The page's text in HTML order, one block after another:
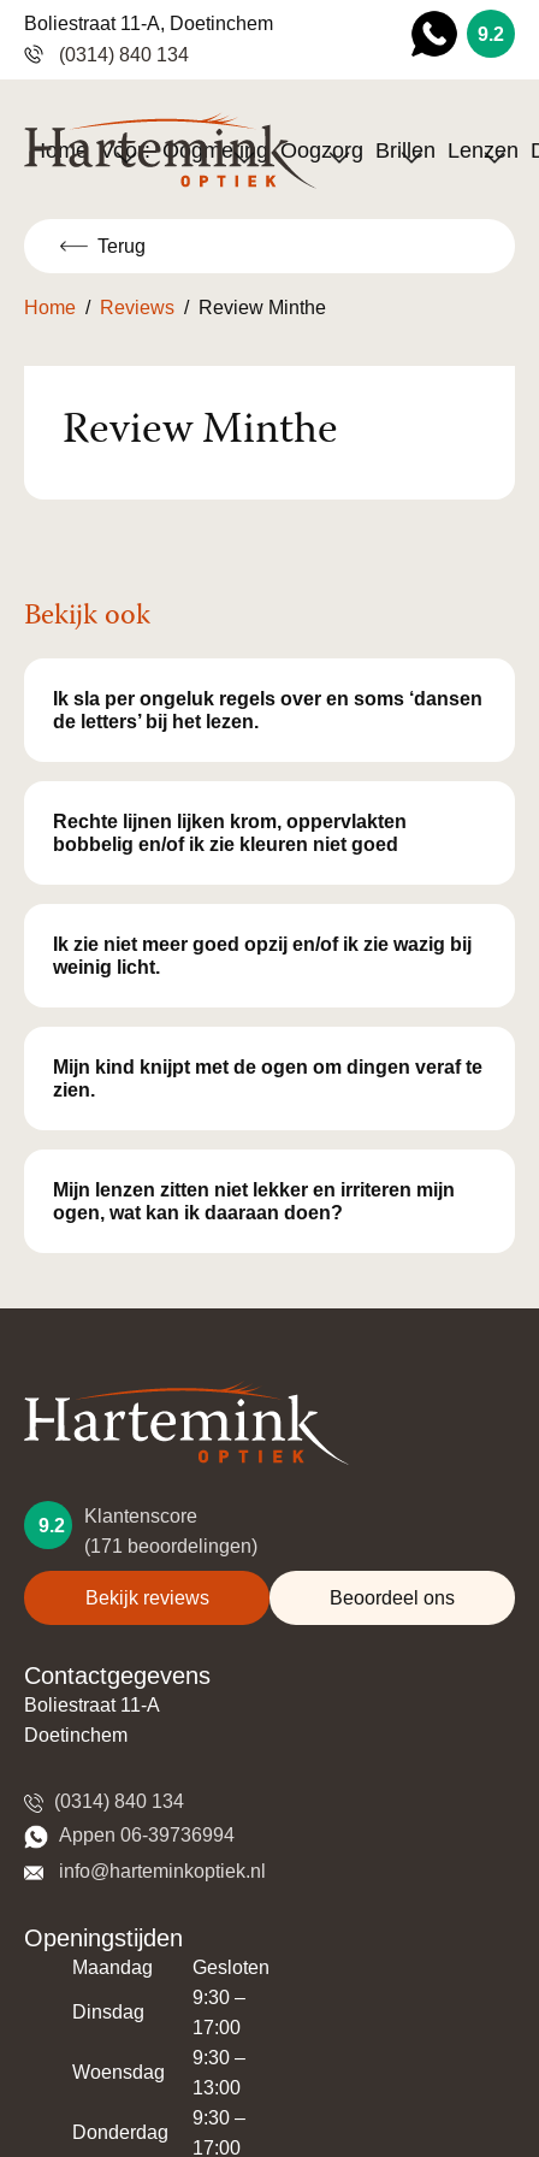
9.2
Boliestraat 11-A, Doetinchem
(0314) 840 134
Home Voor: Oogmeting Oogzorg Brillen Lenzen
Terug
Home / Reviews / Review Minthe
Review Minthe
Bekijk ook
Ik sla per ongeluk regels over en soms ‘dansen
de letters’ bij het lezen.
Rechte lijnen lijken krom, oppervlakten
bobbelig en/of ik zie kleuren niet goed
Ik zie niet meer goed opzij en/of ik zie wazig bij
weinig licht.
Mijn kind knijpt met de ogen om dingen veraf te
zien.
Mijn lenzen zitten niet lekker en irriteren mijn
ogen, wat kan ik daaraan doen?
Contactgegevens
Boliestraat 11-A
Doetinchem
(0314) 840 134
​​Appen 06-39736994
​​​ info@harteminkoptiek.nl
Openingstijden
Maandag Gesloten
Dinsdag
9:30 –
17:00
Woensdag
9:30 –
13:00
Donderdag
9:30 –
17:00
9.2
Klantenscore
(171 beoordelingen)
Bekijk reviews Beoordeel ons